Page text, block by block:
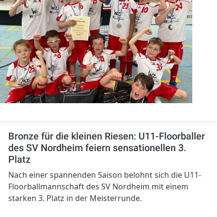
Bronze für die kleinen Riesen: U11-Floorballer
des SV Nordheim feiern sensationellen 3.
Platz
Nach einer spannenden Saison belohnt sich die U11-
Floorballmannschaft des SV Nordheim mit einem
starken 3. Platz in der Meisterrunde.